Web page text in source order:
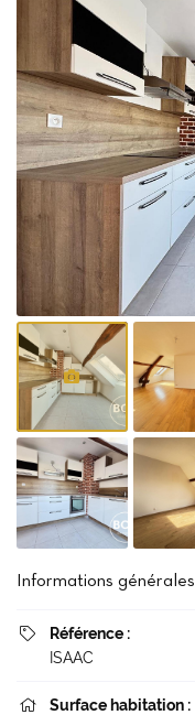
Informations générales

Référence :
ISAAC

Surface habitation :